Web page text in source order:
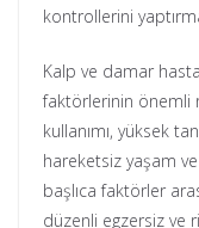
kontrollerini
Kalp ve damar
faktörlerinin önemli
kullanımı, yüksek
hareketsiz yaşam
başlıca faktörler
düzenli egzersiz ve